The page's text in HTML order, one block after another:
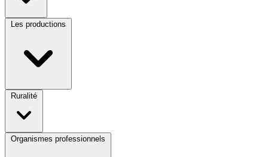
Les productions
Ruralité
Organismes professionnels